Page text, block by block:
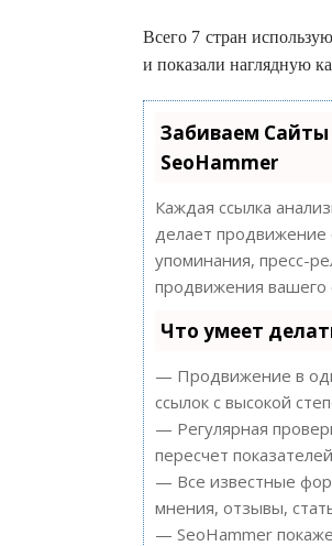
Всего 7 стран
и показали наглядную
Забиваем
SeoHammer
Каждая ссылка
делает продвижение
упоминания, пресс-
продвижения вашего
Что умеет
— Продвижение в
ссылок с высокой
— Регулярная
пересчет
— Все известные
мнения, отзывы,
— SeoHammer